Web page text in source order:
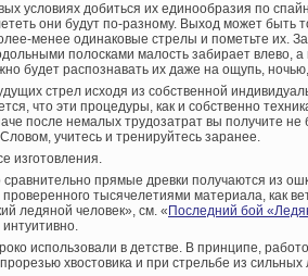
условиях добиться их единообразия по
они будут по-разному. Выход может быть
менее одинаковые стрелы и пометьте их.
полосками малость забирает влево, а
будет распознавать их даже на ощупь,
стрел исходя из собственной
что эти процедуры, как и собственно
после немалых трудозатрат вы получите
учитесь и тренируйтесь заранее.
изготовления.
прямые древки получаются из
тысячелетиями материала, как
ледяной человек», см. « Последний бой
интуитивно.
использовали в детстве. В принципе,
хвостовика и при стрельбе из